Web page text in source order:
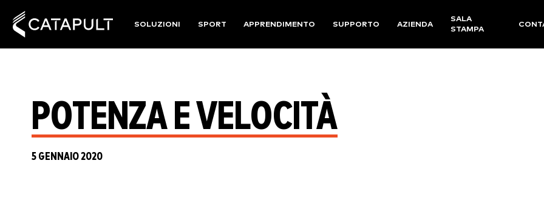
SOLUZIONI SPORT APPRENDIMENTO SUPPORTO AZIENDA
SALA
STAMPA
POTENZA E VELOCITÀ
5 GENNAIO 2020